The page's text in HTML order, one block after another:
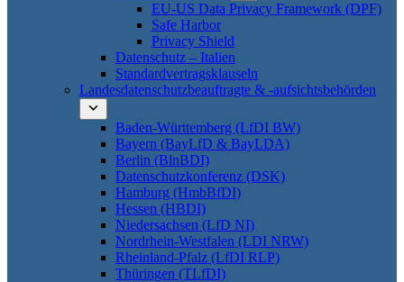
EU-US Data Privacy Framework (DPF)
Safe Harbor
Privacy Shield
Datenschutz – Italien
Standardvertragsklauseln
Landesdatenschutzbeauftragte & -aufsichtsbehörden
Baden-Württemberg (LfDI BW)
Bayern (BayLfD & BayLDA)
Berlin (BlnBDI)
Datenschutzkonferenz (DSK)
Hamburg (HmbBfDI)
Hessen (HBDI)
Niedersachsen (LfD NI)
Nordrhein-Westfalen (LDI NRW)
Rheinland-Pfalz (LfDI RLP)
Thüringen (TLfDI)